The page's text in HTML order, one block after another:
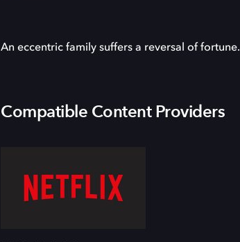
An eccentric family suffers a reversal of fortune.
Compatible Content Providers